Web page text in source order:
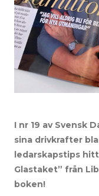
I nr 19 av Svensk
sina drivkrafter
ledarskapstips
Glastaket” från
boken!